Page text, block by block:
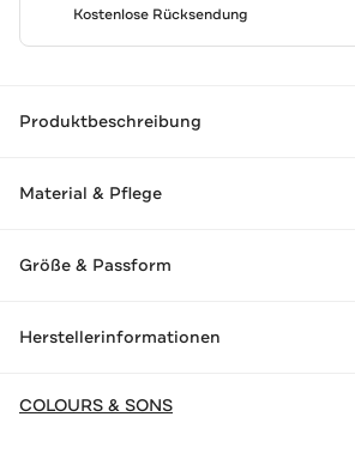
Kostenlose Rücksendung
Produktbeschreibung
Material & Pflege
Größe & Passform
Herstellerinformationen
COLOURS & SONS